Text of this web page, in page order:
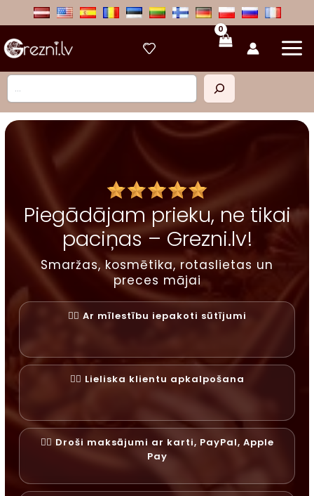
Meklēt
Piegādājam prieku, ne tikai
paciņas – Grezni.lv!
Smaržas, kosmētika, rotaslietas un
preces mājai
✓⃝ Ar mīlestību iepakoti sūtījumi
✓⃝ Lieliska klientu apkalpošana
✓⃝ Droši maksājumi ar karti, PayPal, Apple
Pay